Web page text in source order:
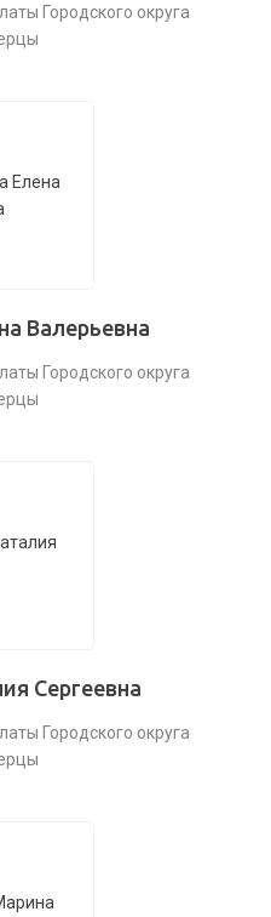
Городского округа
Валерьевна
Городского округа
Сергеевна
Городского округа